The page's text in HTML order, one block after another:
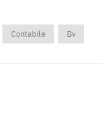
Contabile Bv